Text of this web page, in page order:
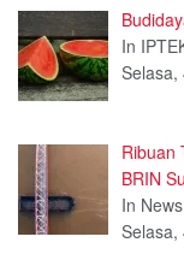
In
Selasa,
Ribuan
BRIN
In News
Selasa,